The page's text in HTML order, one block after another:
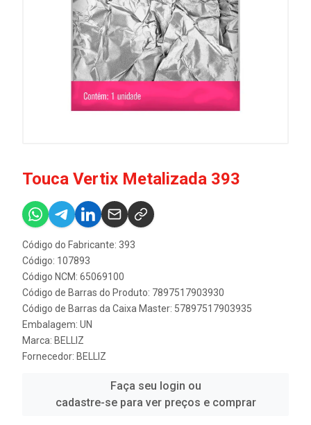
Touca Vertix Metalizada 393
Código do Fabricante: 393
Código: 107893
Código NCM: 65069100
Código de Barras do Produto: 7897517903930
Código de Barras da Caixa Master: 57897517903935
Embalagem: UN
Marca: BELLIZ
Fornecedor: BELLIZ
Faça seu login ou
cadastre-se para ver preços e comprar